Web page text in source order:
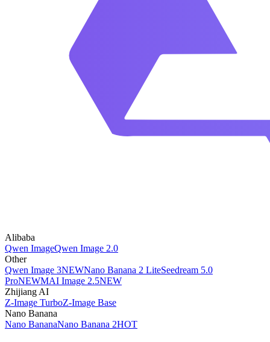
Alibaba
Qwen ImageQwen Image 2.0
Other
Qwen Image 3NEWNano Banana 2 LiteSeedream 5.0
ProNEWMAI Image 2.5NEW
Zhijiang AI
Z-Image TurboZ-Image Base
Nano Banana
Nano BananaNano Banana 2HOT